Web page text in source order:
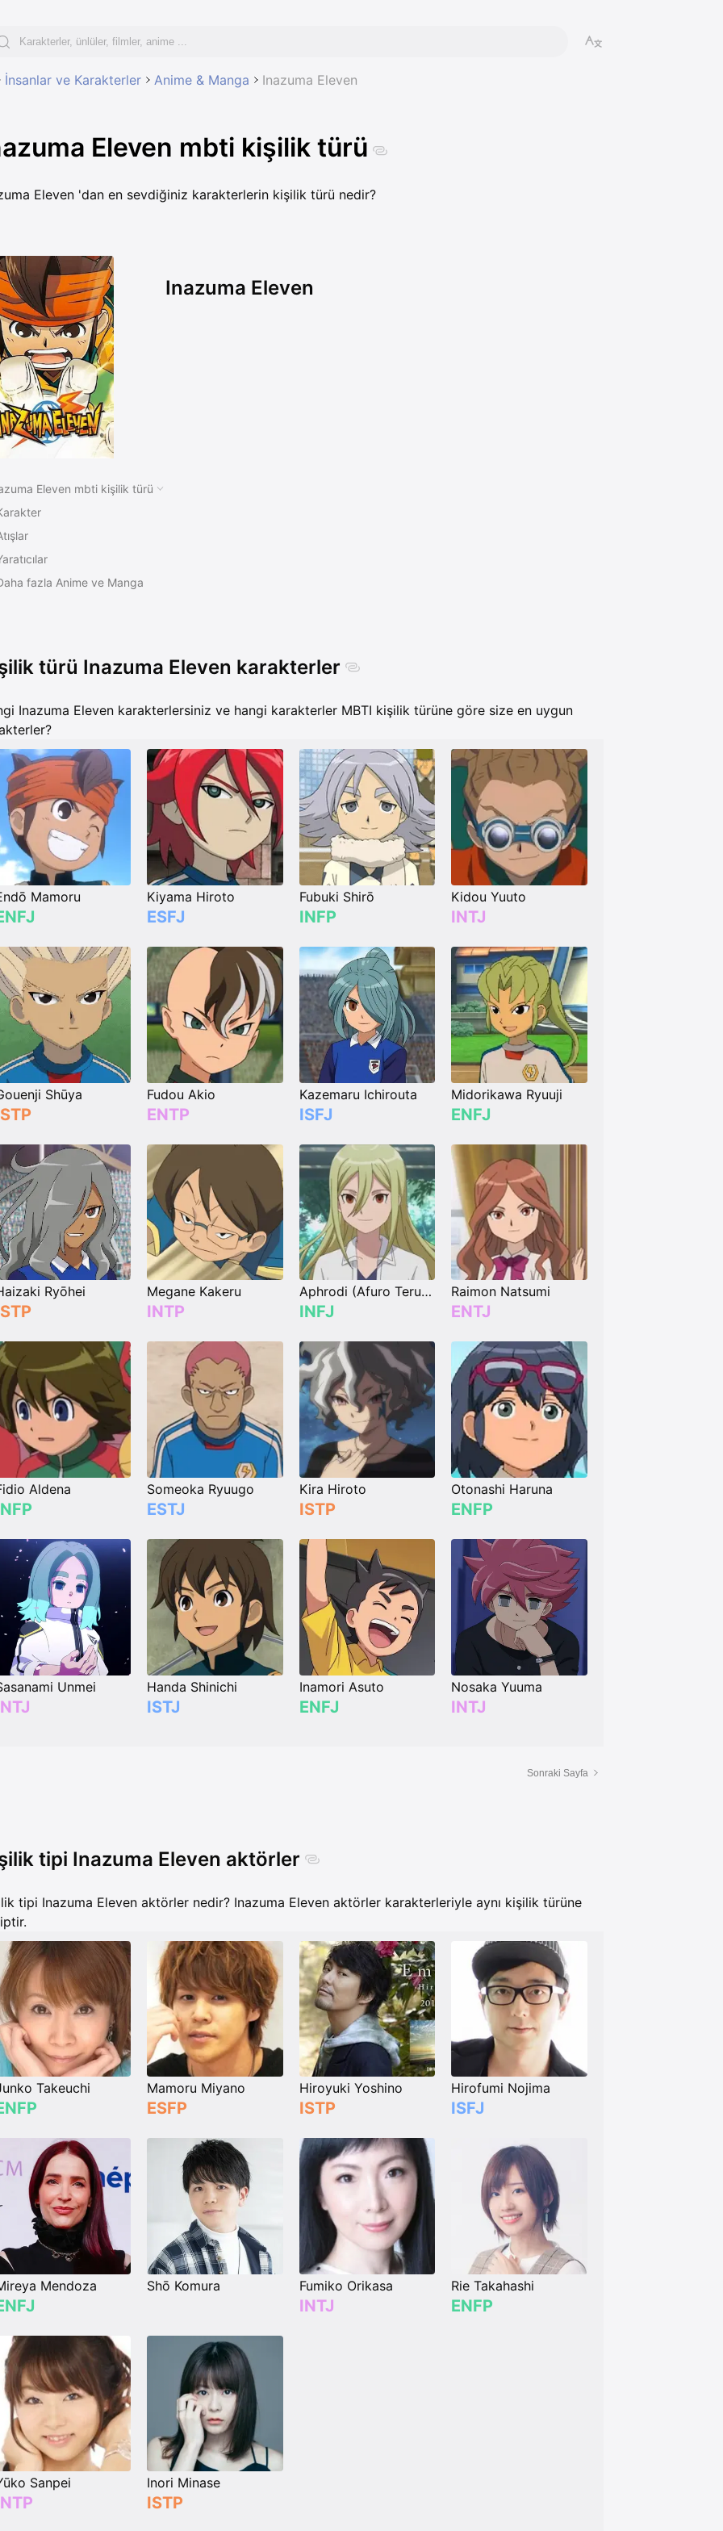
İnsanlar ve Karakterler Anime & Manga Inazuma Eleven
Eleven mbti kişilik türü
Eleven 'dan en sevdiğiniz karakterlerin kişilik türü nedir?
Inazuma Eleven
Eleven mbti kişilik türü
fazla Anime ve Manga
türü Inazuma Eleven karakterler
Inazuma Eleven karakterlersiniz ve hangi karakterler MBTI kişilik türüne göre size en uygun
Mamoru Kiyama Hiroto
ESFJ
Fubuki Shirō
INFP
Kidou Yuuto
INTJ
Shūya Fudou Akio
ENTP
Kazemaru Ichirouta
ISFJ
Midorikawa Ryuuji
ENFJ
Ryōhei Megane Kakeru
INTP
Aphrodi (Afuro Terumi)
INFJ
Raimon Natsumi
ENTJ
Aldena Someoka Ryuugo
ESTJ
Kira Hiroto
ISTP
Otonashi Haruna
ENFP
Unmei Handa Shinichi
ISTJ
Inamori Asuto
ENFJ
Nosaka Yuuma
INTJ
Sonraki Sayfa
tipi Inazuma Eleven aktörler
tipi Inazuma Eleven aktörler nedir? Inazuma Eleven aktörler karakterleriyle aynı kişilik türüne
Takeuchi Mamoru Miyano
ESFP
Hiroyuki Yoshino
ISTP
Hirofumi Nojima
ISFJ
Mendoza Shō Komura Fumiko Orikasa
INTJ
Rie Takahashi
ENFP
Sanpei Inori Minase
ISTP